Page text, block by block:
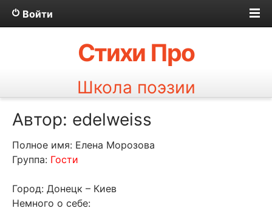
Войти
Стихи Про
Школа поэзии
Автор: edelweiss
Полное имя: Елена Морозова
Группа: Гости
Город: Донецк – Киев
Немного о себе: